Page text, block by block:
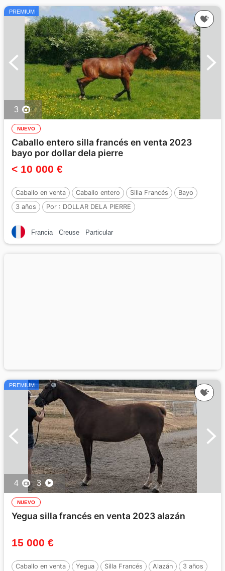
PREMIUM
3
NUEVO
Caballo entero silla francés en venta 2023
bayo por dollar dela pierre
< 10 000 €
Caballo en venta Caballo entero Silla Francés
Bayo
3 años
Por : DOLLAR DELA PIERRE
Francia Creuse Particular
PREMIUM
4 3
NUEVO
Yegua silla francés en venta 2023 alazán
15 000 €
Caballo en venta Yegua Silla Francés Alazán
3 años